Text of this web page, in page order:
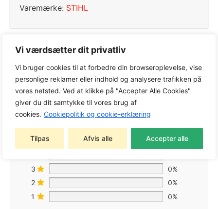
Vi værdsætter dit privatliv
Vi bruger cookies til at forbedre din browseroplevelse, vise
personlige reklamer eller indhold og analysere trafikken på
vores netsted. Ved at klikke på "Accepter Alle Cookies"
giver du dit samtykke til vores brug af
cookies. Cookiepolitik og cookie-erklæring
Tilpas Afvis alle Accepter alle
Varemærke: STIHL
0,0
Baseret på 0 anmeldelser
5
0%
3
0%
2
0%
1
0%